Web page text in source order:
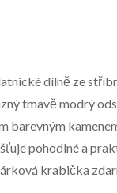
dílně ze
tmavě modrý
barevným
pohodlné a
krabička